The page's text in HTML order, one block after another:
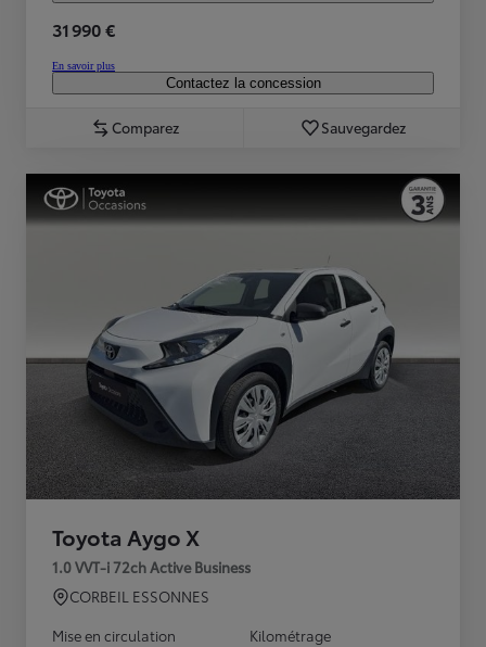
31 990 €
En savoir plus
Contactez la concession
Comparez Sauvegardez
Toyota Aygo X
1.0 VVT-i 72ch Active Business
CORBEIL ESSONNES
Mise en circulation
Kilométrage